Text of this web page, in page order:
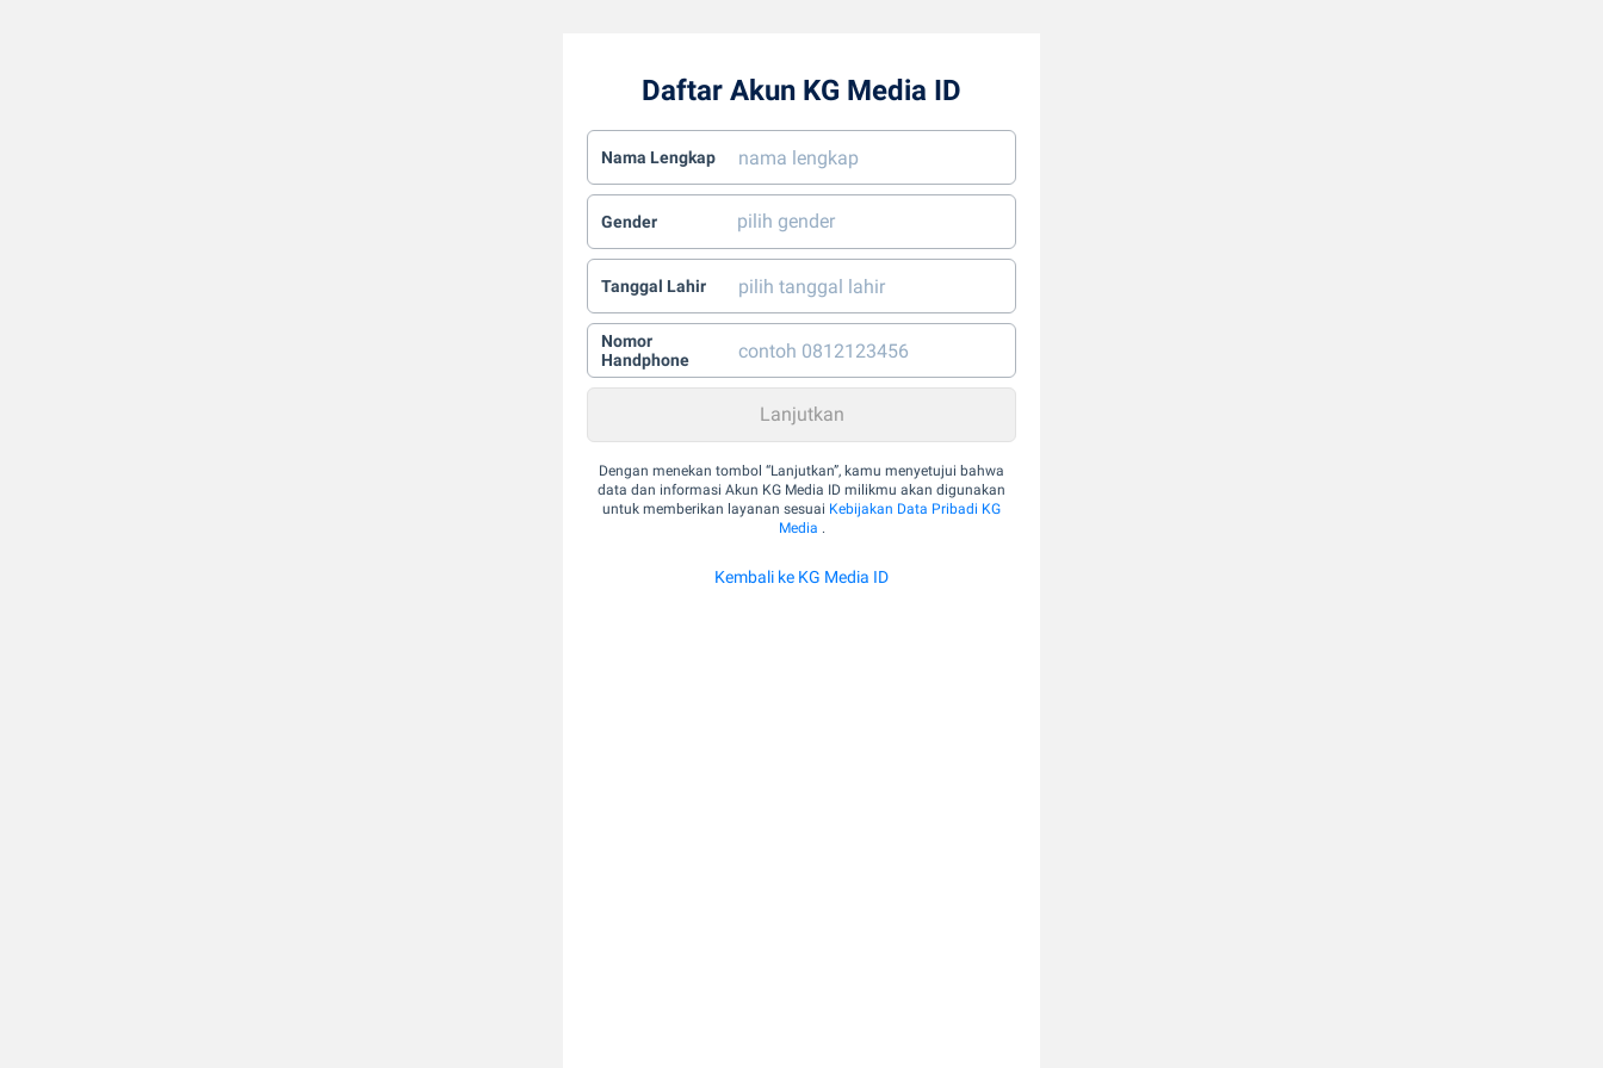
Daftar Akun KG Media ID
Nama Lengkap
Gender
Tanggal Lahir
Nomor
Handphone
Dengan menekan tombol “Lanjutkan”, kamu menyetujui bahwa
data dan informasi Akun KG Media ID milikmu akan digunakan
untuk memberikan layanan sesuai Kebijakan Data Pribadi KG
Media .
Kembali ke KG Media ID